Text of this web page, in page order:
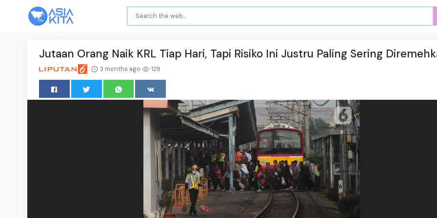
Jutaan Orang Naik KRL Tiap Hari, Tapi Risiko Ini Justru Paling Sering
3 months ago 128